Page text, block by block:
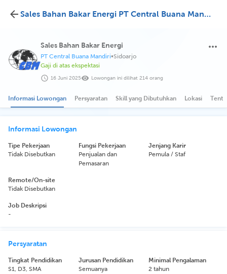
Sales Bahan Bakar Energi PT Central Buana Mandiri
Sales Bahan Bakar Energi
PT Central Buana Mandiri•Sidoarjo
Gaji di atas ekspektasi
Lowongan ini dilihat 214 orang
16 Juni 2025
Informasi Lowongan Persyaratan Skill yang Dibutuhkan Lokasi
Informasi Lowongan
Tipe Pekerjaan
Tidak Disebutkan
Fungsi Pekerjaan
Penjualan dan
Pemasaran
Jenjang Karir
Pemula / Staf
Remote/On-site
Tidak Disebutkan
Job Deskripsi
-
Persyaratan
Tingkat Pendidikan
S1, D3, SMA
Jurusan Pendidikan
Semuanya
Minimal Pengalaman
2 tahun